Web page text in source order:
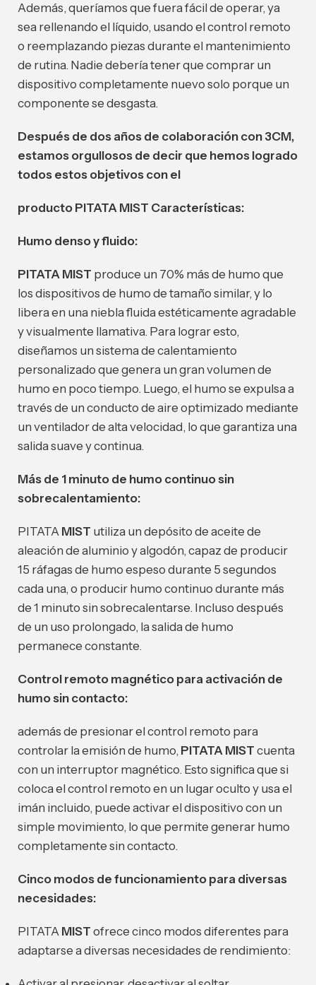
Además, queríamos que fuera fácil de operar, ya
sea rellenando el líquido, usando el control remoto
o reemplazando piezas durante el mantenimiento
de rutina. Nadie debería tener que comprar un
dispositivo completamente nuevo solo porque un
componente se desgasta.
Después de dos años de colaboración con 3CM,
estamos orgullosos de decir que hemos logrado
todos estos objetivos con el
producto PITATA MIST Características:
Humo denso y fluido:
PITATA MIST produce un 70% más de humo que
los dispositivos de humo de tamaño similar, y lo
libera en una niebla fluida estéticamente agradable
y visualmente llamativa. Para lograr esto,
diseñamos un sistema de calentamiento
personalizado que genera un gran volumen de
humo en poco tiempo. Luego, el humo se expulsa a
través de un conducto de aire optimizado mediante
un ventilador de alta velocidad, lo que garantiza una
salida suave y continua.
Más de 1 minuto de humo continuo sin
sobrecalentamiento:
PITATA MIST utiliza un depósito de aceite de
aleación de aluminio y algodón, capaz de producir
15 ráfagas de humo espeso durante 5 segundos
cada una, o producir humo continuo durante más
de 1 minuto sin sobrecalentarse. Incluso después
de un uso prolongado, la salida de humo
permanece constante.
Control remoto magnético para activación de
humo sin contacto:
además de presionar el control remoto para
controlar la emisión de humo, PITATA MIST cuenta
con un interruptor magnético. Esto significa que si
coloca el control remoto en un lugar oculto y usa el
imán incluido, puede activar el dispositivo con un
simple movimiento, lo que permite generar humo
completamente sin contacto.
Cinco modos de funcionamiento para diversas
necesidades:
PITATA MIST ofrece cinco modos diferentes para
adaptarse a diversas necesidades de rendimiento: